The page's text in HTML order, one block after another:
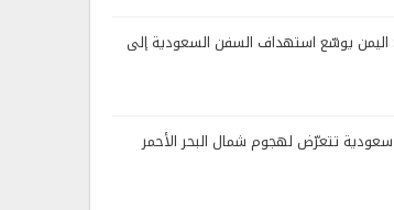
اليمن يوسّع استهداف السفن السعودية إلى
سعودية تتعرّض لهجوم شمال البحر الأحمر